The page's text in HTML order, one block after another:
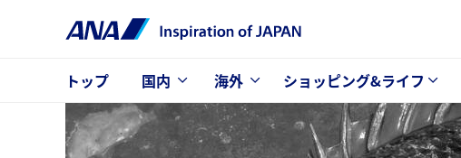
トップ 国内 海外 ショッピング&ライフ